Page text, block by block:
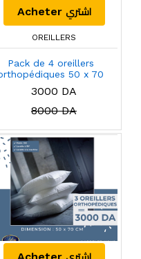
Acheter اشتري
OREILLERS
Pack de 4 oreillers
50 x 70
3000 DA
8000 DA